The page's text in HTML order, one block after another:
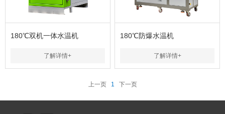
180℃双机一体水温机
了解详情+
180℃防爆水温机
了解详情+
上一页 1 下一页